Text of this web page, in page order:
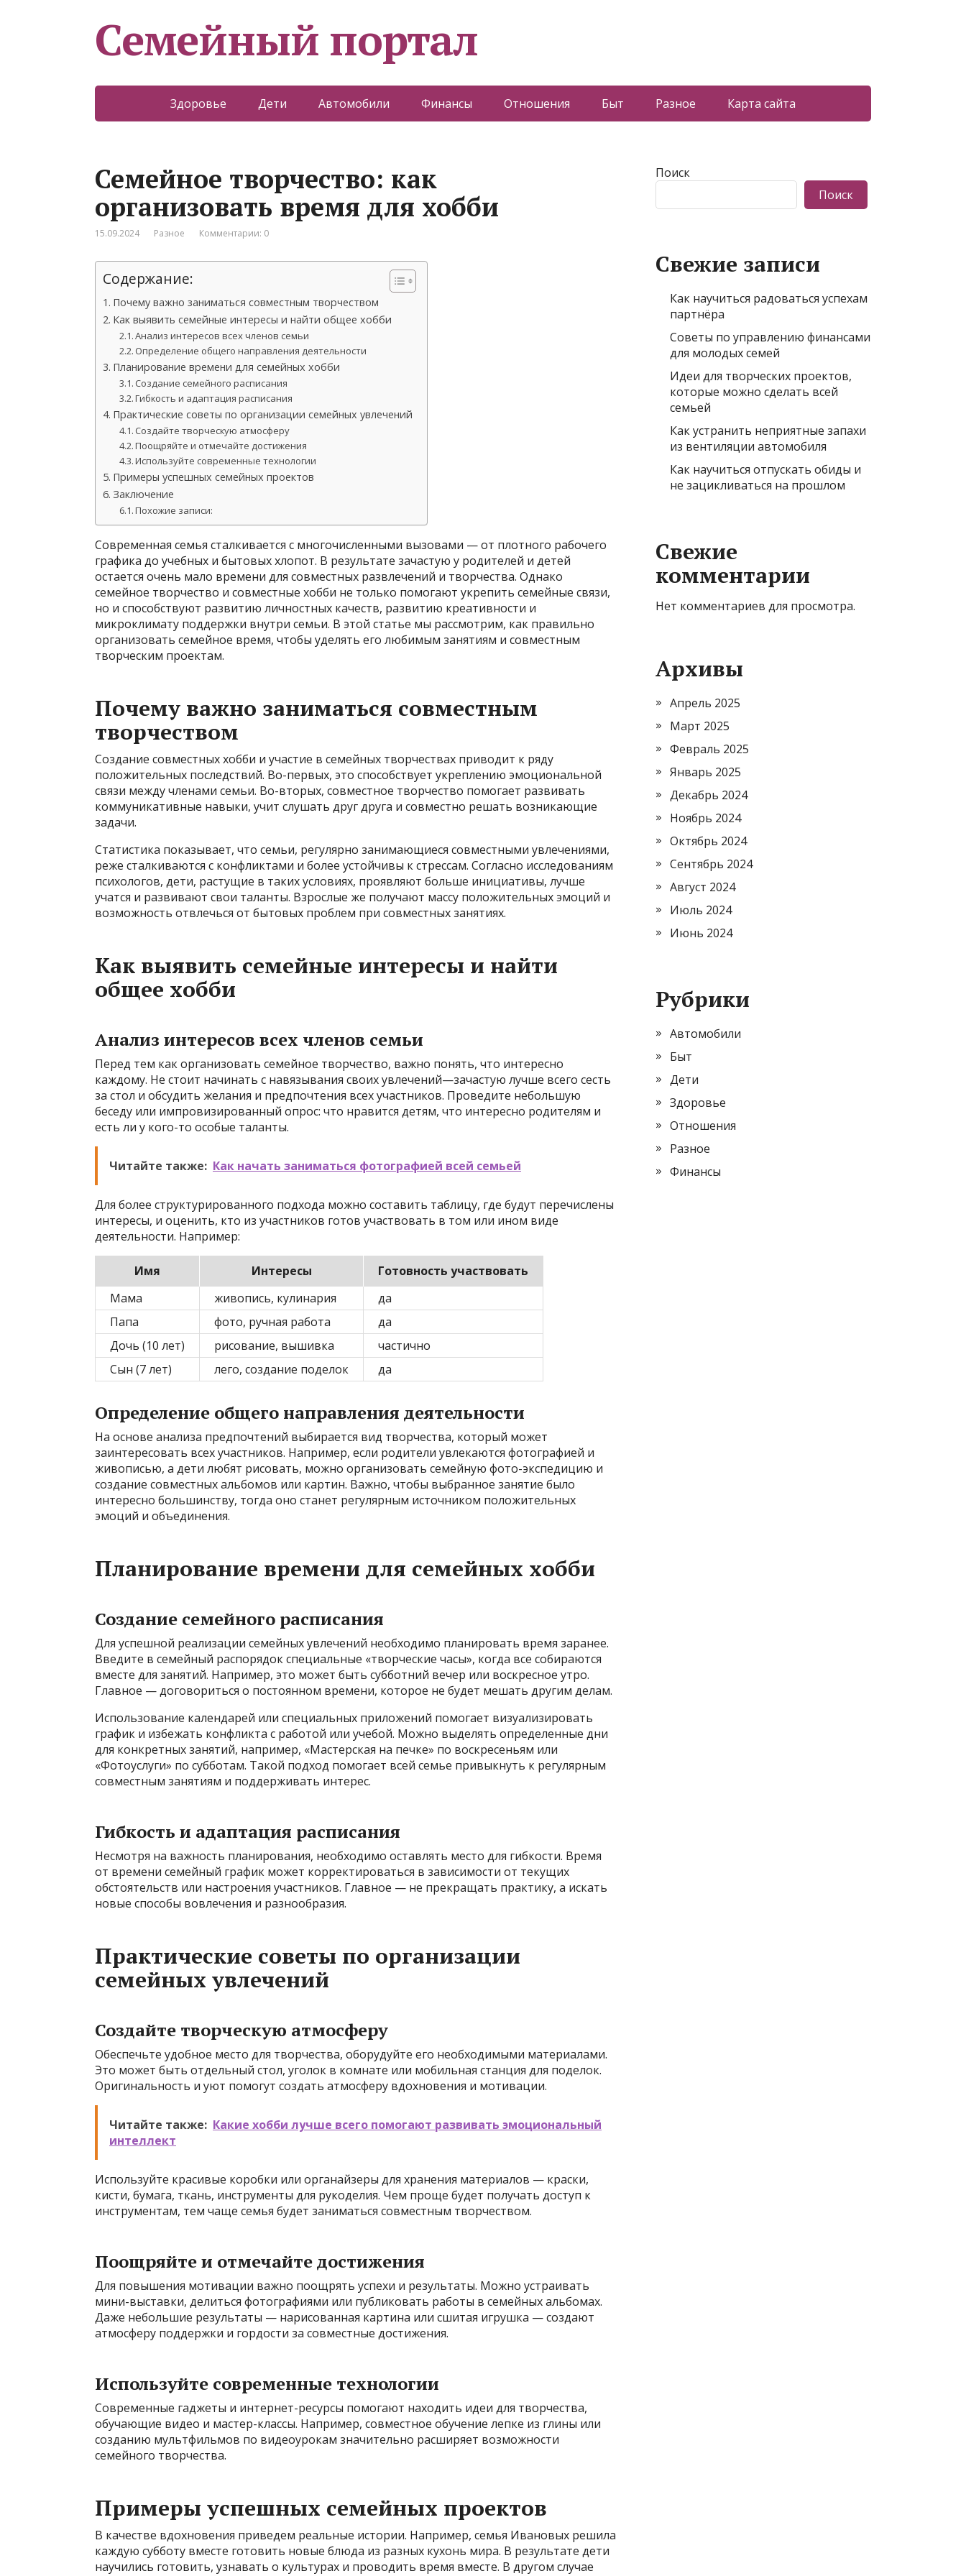
Семейный портал
Здоровье Дети Автомобили Финансы Отношения Быт Разное Карта сайта
Семейное творчество: как
организовать время для хобби
15.09.2024 Разное Комментарии: 0
Содержание:
Почему важно заниматься совместным творчеством
Как выявить семейные интересы и найти общее хобби
Анализ интересов всех членов семьи
Определение общего направления деятельности
Планирование времени для семейных хобби
Создание семейного расписания
Гибкость и адаптация расписания
Практические советы по организации семейных увлечений
Создайте творческую атмосферу
Поощряйте и отмечайте достижения
Используйте современные технологии
Примеры успешных семейных проектов
Заключение
Похожие записи:
Современная семья сталкивается с многочисленными вызовами — от плотного рабочего
графика до учебных и бытовых хлопот. В результате зачастую у родителей и детей
остается очень мало времени для совместных развлечений и творчества. Однако
семейное творчество и совместные хобби не только помогают укрепить семейные связи,
но и способствуют развитию личностных качеств, развитию креативности и
микроклимату поддержки внутри семьи. В этой статье мы рассмотрим, как правильно
организовать семейное время, чтобы уделять его любимым занятиям и совместным
творческим проектам.
Почему важно заниматься совместным
творчеством
Создание совместных хобби и участие в семейных творчествах приводит к ряду
положительных последствий. Во-первых, это способствует укреплению эмоциональной
связи между членами семьи. Во-вторых, совместное творчество помогает развивать
коммуникативные навыки, учит слушать друг друга и совместно решать возникающие
задачи.
Статистика показывает, что семьи, регулярно занимающиеся совместными увлечениями,
реже сталкиваются с конфликтами и более устойчивы к стрессам. Согласно исследованиям
психологов, дети, растущие в таких условиях, проявляют больше инициативы, лучше
учатся и развивают свои таланты. Взрослые же получают массу положительных эмоций и
возможность отвлечься от бытовых проблем при совместных занятиях.
Как выявить семейные интересы и найти
общее хобби
Анализ интересов всех членов семьи
Перед тем как организовать семейное творчество, важно понять, что интересно
каждому. Не стоит начинать с навязывания своих увлечений—зачастую лучше всего сесть
за стол и обсудить желания и предпочтения всех участников. Проведите небольшую
беседу или импровизированный опрос: что нравится детям, что интересно родителям и
есть ли у кого-то особые таланты.
Читайте также: Как начать заниматься фотографией всей семьей
Для более структурированного подхода можно составить таблицу, где будут перечислены
интересы, и оценить, кто из участников готов участвовать в том или ином виде
деятельности. Например:
Имя Интересы
Готовность участвовать
Мама
живопись, кулинария
да
Папа
фото, ручная работа
да
Дочь (10 лет)
рисование, вышивка
частично
Сын (7 лет)
лего, создание поделок да
Определение общего направления деятельности
На основе анализа предпочтений выбирается вид творчества, который может
заинтересовать всех участников. Например, если родители увлекаются фотографией и
живописью, а дети любят рисовать, можно организовать семейную фото-экспедицию и
создание совместных альбомов или картин. Важно, чтобы выбранное занятие было
интересно большинству, тогда оно станет регулярным источником положительных
эмоций и объединения.
Планирование времени для семейных хобби
Создание семейного расписания
Для успешной реализации семейных увлечений необходимо планировать время заранее.
Введите в семейный распорядок специальные «творческие часы», когда все собираются
вместе для занятий. Например, это может быть субботний вечер или воскресное утро.
Главное — договориться о постоянном времени, которое не будет мешать другим делам.
Использование календарей или специальных приложений помогает визуализировать
график и избежать конфликта с работой или учебой. Можно выделять определенные дни
для конкретных занятий, например, «Мастерская на печке» по воскресеньям или
«Фотоуслуги» по субботам. Такой подход помогает всей семье привыкнуть к регулярным
совместным занятиям и поддерживать интерес.
Гибкость и адаптация расписания
Несмотря на важность планирования, необходимо оставлять место для гибкости. Время
от времени семейный график может корректироваться в зависимости от текущих
обстоятельств или настроения участников. Главное — не прекращать практику, а искать
новые способы вовлечения и разнообразия.
Практические советы по организации
семейных увлечений
Создайте творческую атмосферу
Обеспечьте удобное место для творчества, оборудуйте его необходимыми материалами.
Это может быть отдельный стол, уголок в комнате или мобильная станция для поделок.
Оригинальность и уют помогут создать атмосферу вдохновения и мотивации.
Читайте также: Какие хобби лучше всего помогают развивать эмоциональный
интеллект
Используйте красивые коробки или органайзеры для хранения материалов — краски,
кисти, бумага, ткань, инструменты для рукоделия. Чем проще будет получать доступ к
инструментам, тем чаще семья будет заниматься совместным творчеством.
Поощряйте и отмечайте достижения
Для повышения мотивации важно поощрять успехи и результаты. Можно устраивать
мини-выставки, делиться фотографиями или публиковать работы в семейных альбомах.
Даже небольшие результаты — нарисованная картина или сшитая игрушка — создают
атмосферу поддержки и гордости за совместные достижения.
Используйте современные технологии
Современные гаджеты и интернет-ресурсы помогают находить идеи для творчества,
обучающие видео и мастер-классы. Например, совместное обучение лепке из глины или
созданию мультфильмов по видеоурокам значительно расширяет возможности
семейного творчества.
Примеры успешных семейных проектов
В качестве вдохновения приведем реальные истории. Например, семья Ивановых решила
каждую субботу вместе готовить новые блюда из разных кухонь мира. В результате дети
научились готовить, узнавать о культурах и проводить время вместе. В другом случае
Поиск
Поиск
Свежие записи
Как научиться радоваться успехам
партнёра
Советы по управлению финансами
для молодых семей
Идеи для творческих проектов,
которые можно сделать всей
семьей
Как устранить неприятные запахи
из вентиляции автомобиля
Как научиться отпускать обиды и
не зацикливаться на прошлом
Свежие
комментарии
Нет комментариев для просмотра.
Архивы
Апрель 2025
Март 2025
Февраль 2025
Январь 2025
Декабрь 2024
Ноябрь 2024
Октябрь 2024
Сентябрь 2024
Август 2024
Июль 2024
Июнь 2024
Рубрики
Автомобили
Быт
Дети
Здоровье
Отношения
Разное
Финансы